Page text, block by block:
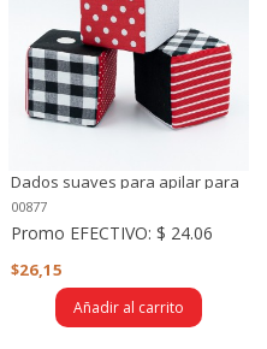
Dados suaves para apilar para
bebés x 3 (Blanco, rojo y negro)
00877
Promo EFECTIVO:$ 24.06
$26,15
Añadir al carrito